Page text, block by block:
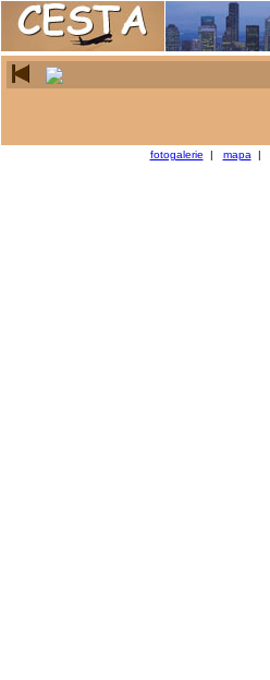
fotogalerie | mapa |